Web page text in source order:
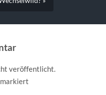
veröffentlicht.
markiert